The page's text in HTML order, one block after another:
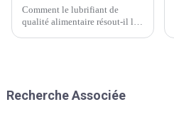
Comment le lubrifiant de
qualité alimentaire résout-il les
animaux, la pr...
Recherche Associée